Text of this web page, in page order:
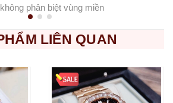
phân biệt vùng miền
LIÊN QUAN